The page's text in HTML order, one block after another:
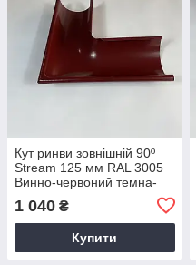
Кут ринви зовнішній 90º
Stream 125 мм RAL 3005
Винно-червоний темна-
1 040 ₴
Купити